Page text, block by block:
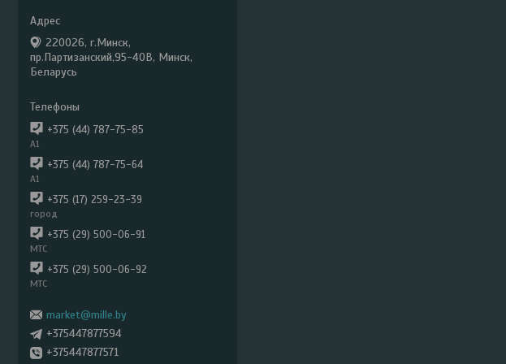
220026, г.Минск,
пр.Партизанский,95-40В, Минск,
Беларусь
+375 (44) 787-75-85
А1
+375 (44) 787-75-64
А1
+375 (17) 259-23-39
город
+375 (29) 500-06-91
МТС
+375 (29) 500-06-92
МТС
market@mille.by
+375447877594
+375447877571